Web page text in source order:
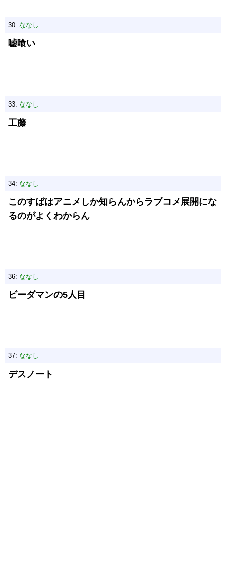
30: ななし
嘘喰い
33: ななし
工藤
34: ななし
このすばはアニメしか知らんからラブコメ展開にな
るのがよくわからん
36: ななし
ビーダマンの5人目
37: ななし
デスノート